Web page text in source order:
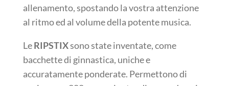
allenamento, spostando la vostra attenzione
al ritmo ed al volume della potente musica.
LeRIPSTIXsono state inventate, come
bacchette di ginnastica, uniche e
accuratamente ponderate. Permettono di